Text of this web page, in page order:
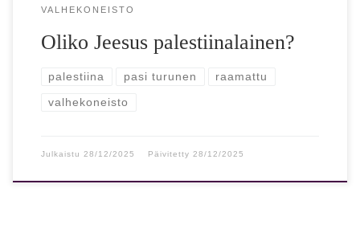
VALHEKONEISTO
Oliko Jeesus palestiinalainen?
palestiina pasi turunen raamattu
valhekoneisto
Julkaistu 28/12/2025 Päivitetty 28/12/2025